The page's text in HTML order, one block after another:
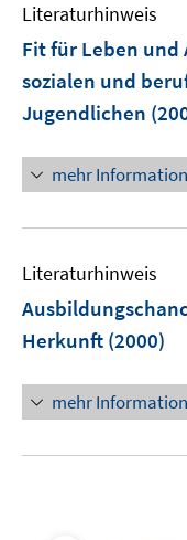
m
F
e
n
s
e
r
ö
f
n
e
Literaturhinweis
Fit für Leben und
sozialen und
Jugendlichen
mehr
Literaturhinweis
Herkunft (2000)
mehr